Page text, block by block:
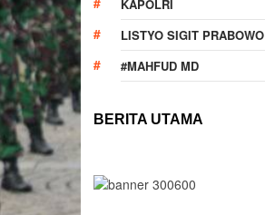
KAPOLRI
LISTYO SIGIT PRABOWO
#MAHFUD MD
BERITA UTAMA